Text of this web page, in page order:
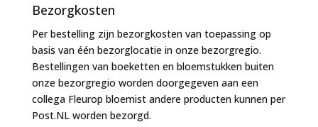
Bezorgkosten
Per bestelling zijn bezorgkosten van toepassing op
basis van één bezorglocatie in onze bezorgregio.
Bestellingen van boeketten en bloemstukken buiten
onze bezorgregio worden doorgegeven aan een
collega Fleurop bloemist andere producten kunnen per
Post.NL worden bezorgd.